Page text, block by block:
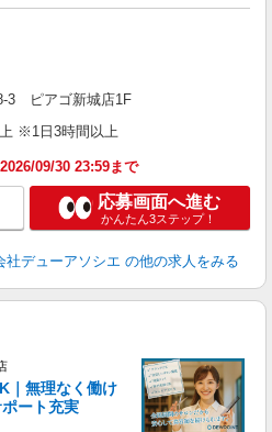
3 ピアゴ新城店1F
※1日3時間以上
09/30 23:59まで
応募画面へ進む
かんたん3ステップ！
社デューアソシエ の他の求人をみる
｜無理なく働け
ート充実